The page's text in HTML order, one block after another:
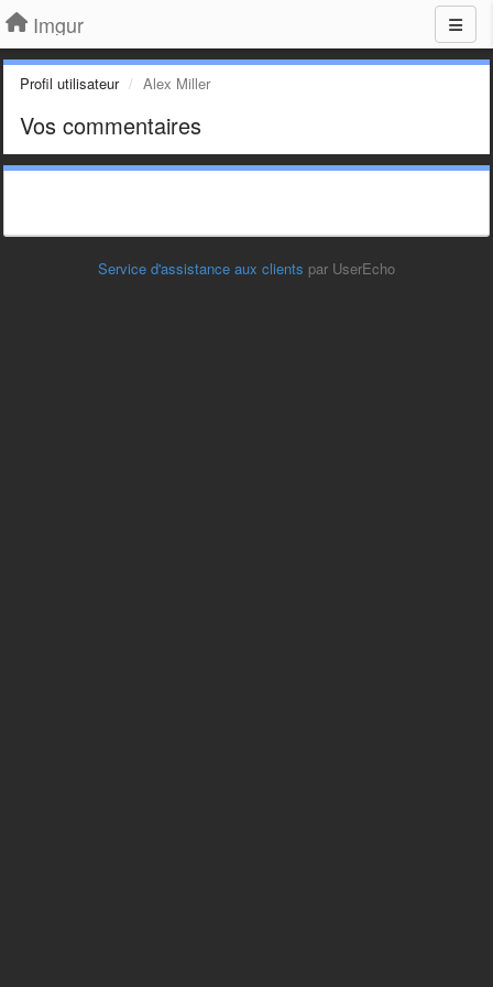
Imgur
Profil utilisateur Alex Miller
Vos commentaires
Service d'assistance aux clients par UserEcho